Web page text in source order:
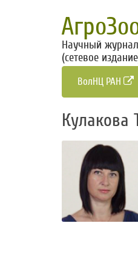
Научный журнал
(сетевое
ВолНЦ РАН
Кулакова